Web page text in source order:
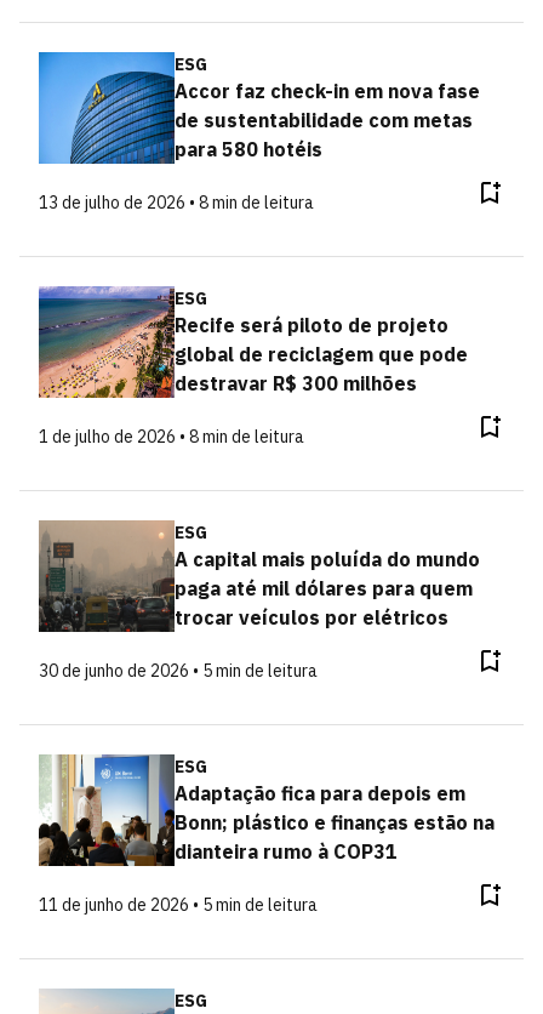
ESG
Accor faz check-in em nova fase
de sustentabilidade com metas
para 580 hotéis
13 de julho de 2026 • 8 min de leitura
ESG
Recife será piloto de projeto
global de reciclagem que pode
destravar R$ 300 milhões
1 de julho de 2026 • 8 min de leitura
ESG
A capital mais poluída do mundo
paga até mil dólares para quem
trocar veículos por elétricos
30 de junho de 2026 • 5 min de leitura
ESG
Adaptação fica para depois em
Bonn; plástico e finanças estão na
dianteira rumo à COP31
11 de junho de 2026 • 5 min de leitura
ESG